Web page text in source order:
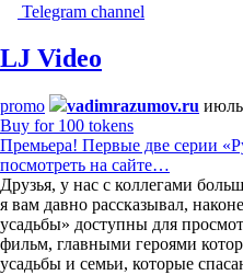
Telegram channel
LJ Video
promo vadimrazumov.ru
Buy for 100 tokens
Премьера! Первые две серии
посмотреть на сайте…
Друзья, у нас с коллегами
я вам давно рассказывал,
усадьбы» доступны для
фильм, главными героями
усадьбы и семьи, которые